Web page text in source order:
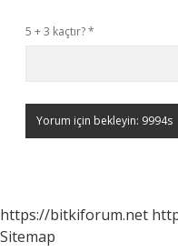
5 + 3 kaçtır?*
https://bitkiforum.net
Sitemap